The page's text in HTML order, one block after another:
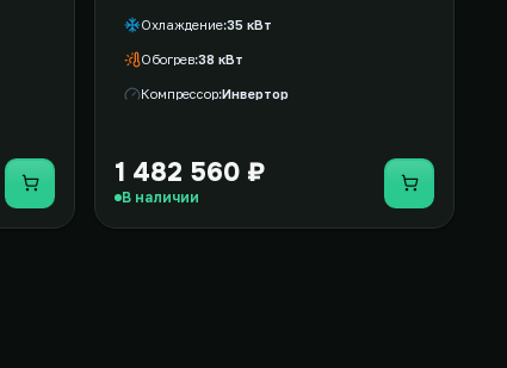
Купить
Охлаждение 35 кВт
Обогрев 38 кВт
Компрессор Инвертор
1 482 560 ₽
В наличии Купить